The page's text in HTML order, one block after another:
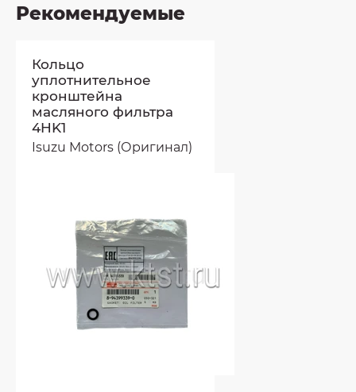
Рекомендуемые
Кольцо
уплотнительное
кронштейна
масляного фильтра
4HK1
Isuzu Motors (Оригинал)